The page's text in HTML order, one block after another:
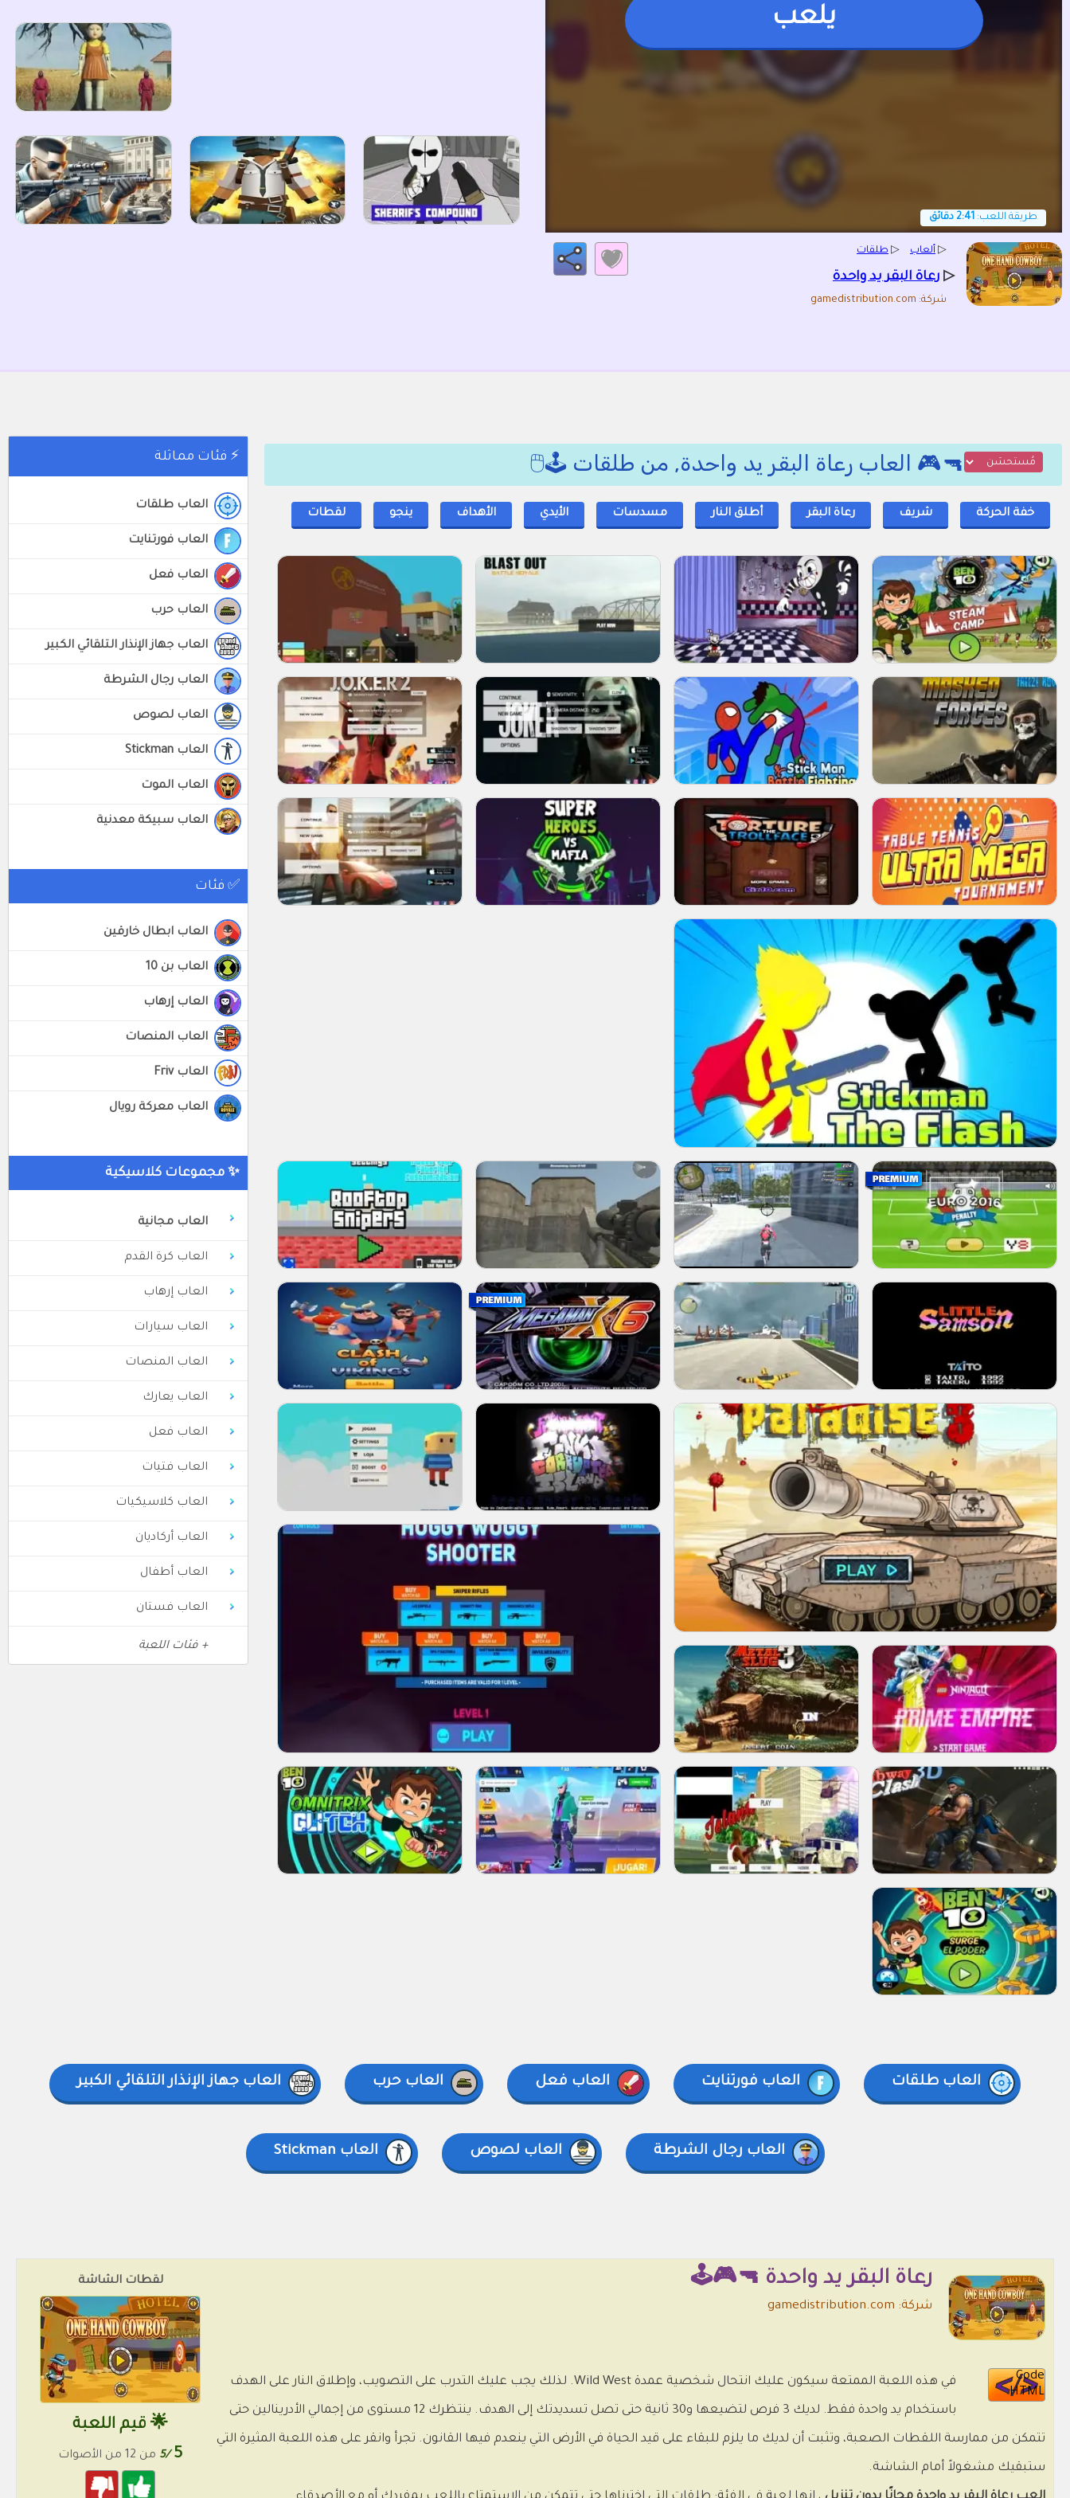
يلعب
طريقة اللعب: 2:41 دقائق
▷ ألعاب ▷ طلقات
▷ رعاة البقر يد واحدة
شركة: gamedistribution.com
⚡ فئات مماثلة
العاب طلقات
العاب فورتنايت
العاب فعل
العاب حرب
العاب جهاز الإنذار التلقائي الكبير
العاب رجال الشرطة
العاب لصوص
العاب Stickman
العاب الموت
العاب سبيكة معدنية
✅ فئات
العاب ابطال خارقين
العاب بن 10
العاب إرهاب
العاب المنصات
العاب Friv
العاب معركة رويال
✨ مجموعات كلاسيكية
العاب مجانية
العاب كرة القدم
العاب إرهاب
العاب سيارات
العاب المنصات
العاب يعارك
العاب فعل
العاب فتيات
العاب كلاسيكيات
العاب أركاديان
العاب أطفال
العاب فستان
+ فئات اللعبة
🔫🎮 العاب رعاة البقر يد واحدة, من طلقات 🕹️🖱️
خفة الحركة شريف رعاة البقر أطلق النار مسدسات الأيدي الأهداف ينجو لقطات
العاب طلقات العاب فورتنايت العاب فعل العاب حرب العاب جهاز الإنذار التلقائي الكبير
العاب رجال الشرطة العاب لصوص العاب Stickman
لقطات الشاشة
🌟 قيم اللعبة
5
/5 من 12 من الأصوات
رعاة البقر يد واحدة 🔫🎮🕹️
شركة: gamedistribution.com
Code
HTML
في هذه اللعبة الممتعة سيكون عليك انتحال شخصية عمدة Wild West. لذلك يجب عليك التدرب على التصويب، وإطلاق النار على الهدف
باستخدام يد واحدة فقط. لديك 3 فرص لتضيعها و30 ثانية حتى تصل تسديدتك إلى الهدف. ينتظرك 12 مستوى من إجمالي الأدرينالين حتى
تتمكن من ممارسة اللقطات الصعبة، وتثبت أن لديك ما يلزم للبقاء على قيد الحياة في الأرض التي ينعدم فيها القانون. تجرأ وانقر على هذه اللعبة المثيرة التي
ستبقيك مشغولاً أمام الشاشة.